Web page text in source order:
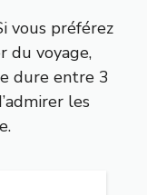
vous préférez
du voyage,
dure entre 3
les